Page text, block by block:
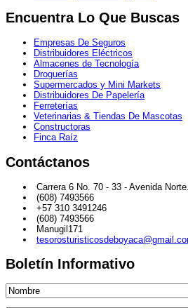
Encuentra Lo Que Buscas
Empresas De Seguros
Distribuidores Eléctricos
Almacenes de Tecnología
Droguerías
Supermercados y Mini Markets
Distribuidores De Papelería
Ferreterías
Veterinarias & Tiendas De Mascotas
Constructoras
Finca Raíz
Contáctanos
Carrera 6 No. 70 - 33 - Avenida
(608) 7493566
+57 310 3491246
(608) 7493566
Manugil171
Boletín Informativo